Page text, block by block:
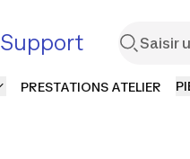
Support
PRESTATIONS ATELIER